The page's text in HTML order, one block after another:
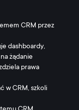
CRM przez
dashboardy,
żądanie
prawa
w CRM, szkoli